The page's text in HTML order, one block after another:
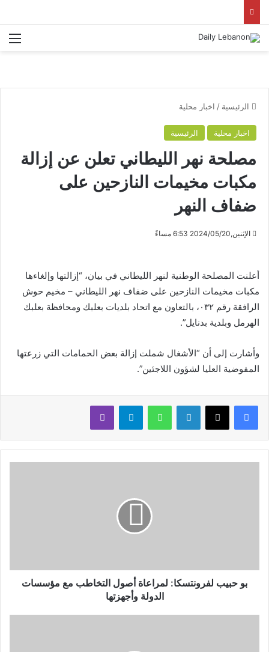
الرئيسية / اخبار محلية
اخبار محلية الرئيسية
مصلحة نهر الليطاني تعلن عن إزالة
مكبات مخيمات النازحين على
ضفاف النهر
الإثنين,2024/05/20 6:53 مساءً
أعلنت المصلحة الوطنية لنهر الليطاني في بيان، “إزالتها وإلغاءها
مكبات مخيمات النازحين على ضفاف نهر الليطاني – مخيم حوش
الرافقة رقم ٠٣٢، بالتعاون مع اتحاد بلديات بعلبك ومحافظة بعلبك
الهرمل وبلدية بدنايل”.
وأشارت إلى أن “الأشغال شملت إزالة بعض الحمامات التي زرعتها
المفوضية العليا لشؤون اللاجئين”.
لينكدإن واتساب تيلقرام ڤايبر
بو حبيب لفرونتسكا: لمراعاة أصول التخاطب مع مؤسسات
الدولة وأجهزتها